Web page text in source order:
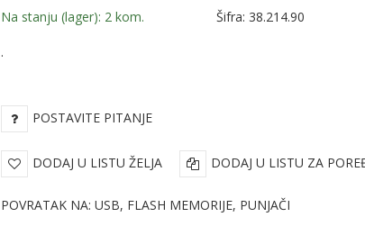
Na stanju (lager): 2 kom.
Šifra: 38.214.90
.
POSTAVITE PITANJE
DODAJ U LISTU ŽELJA DODAJ U LISTU ZA
POVRATAK NA: USB, FLASH MEMORIJE, PUNJAČI